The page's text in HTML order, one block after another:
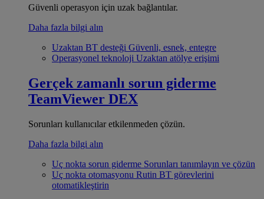
Güvenli operasyon için uzak bağlantılar.
Daha fazla bilgi alın
Uzaktan BT desteği Güvenli, esnek, entegre
Operasyonel teknoloji Uzaktan atölye erişimi
Gerçek zamanlı sorun giderme
TeamViewer DEX
Sorunları kullanıcılar etkilenmeden çözün.
Daha fazla bilgi alın
Uç nokta sorun giderme Sorunları tanımlayın ve çözün
Uç nokta otomasyonu Rutin BT görevlerini
otomatikleştirin